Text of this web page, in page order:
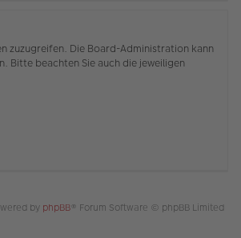
zuzugreifen. Die Board-Administration kann
Bitte beachten Sie auch die jeweiligen
by phpBB® Forum Software © phpBB Limited